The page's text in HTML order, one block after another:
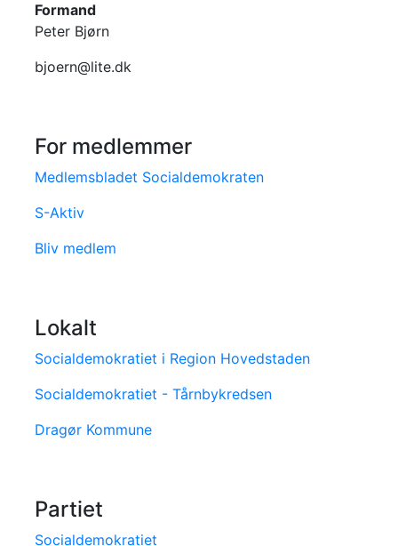
Formand
Peter Bjørn
bjoern@lite.dk
For medlemmer
Medlemsbladet Socialdemokraten
S-Aktiv
Bliv medlem
Lokalt
Socialdemokratiet i Region Hovedstaden
Socialdemokratiet - Tårnbykredsen
Dragør Kommune
Partiet
Socialdemokratiet